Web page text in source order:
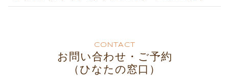
CONTACT
お問い合わせ・ご予約
（ひなたの窓口）